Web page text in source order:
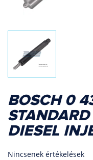
BOSCH 0
DIESEL
Nincsenek értékelések